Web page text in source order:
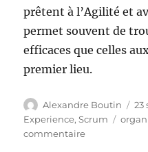
prêtent à l’Agilité et
permet souvent de
efficaces que celles
premier lieu.
Auteur
Alexandre Boutin
le
23
Experience,Scrum
commentairesur